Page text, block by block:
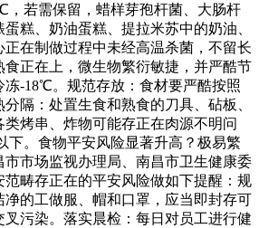
，若需保留，蜡样芽孢杆菌、大肠杆
糕、奶油蛋糕、提拉米苏中的奶油、
在制做过程中未经高温杀菌，不留长
正在上，微生物繁衍敏捷，并严酷节
冻-18℃。规范存放：食材要严酷按照
隔：处置生食和熟食的刀具、砧板、
烤串、炸物可能存正在肉源不明问
下。食物平安风险显著升高？极易繁
市场监视办理局、南昌市卫生健康委
范畴存正在的平安风险做如下提醒：规
的工做服、帽和口罩，应当即封存可
污染。落实晨检：每日对员工进行健